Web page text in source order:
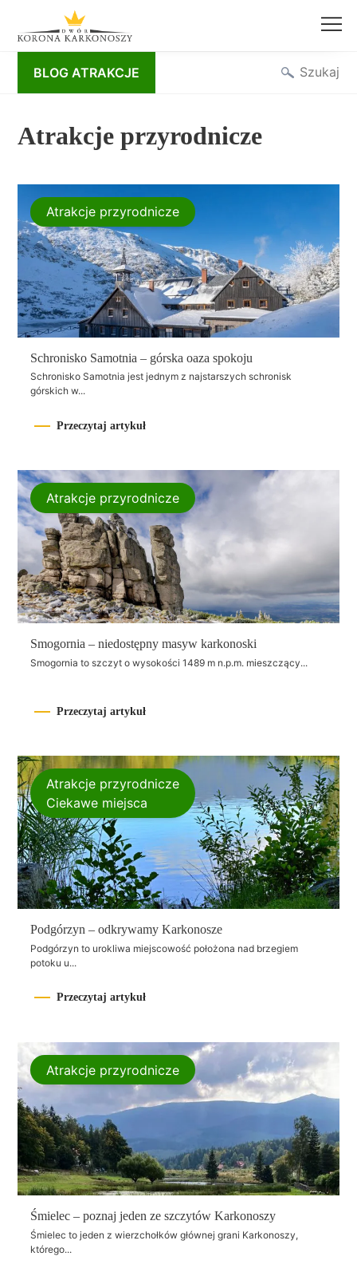
treści
BLOG ATRAKCJE
Atrakcje przyrodnicze
Schronisko Samotnia – górska oaza spokoju
Schronisko Samotnia jest jednym z najstarszych schronisk
górskich w...
Przeczytaj artykuł
Atrakcje przyrodnicze
Smogornia – niedostępny masyw karkonoski
Smogornia to szczyt o wysokości 1489 m n.p.m. mieszczący...
Przeczytaj artykuł
Atrakcje przyrodnicze
Podgórzyn – odkrywamy Karkonosze
Podgórzyn to urokliwa miejscowość położona nad brzegiem
potoku u...
Przeczytaj artykuł
Atrakcje przyrodnicze
Ciekawe miejsca
Śmielec – poznaj jeden ze szczytów Karkonoszy
Śmielec to jeden z wierzchołków głównej grani Karkonoszy,
którego...
Atrakcje przyrodnicze